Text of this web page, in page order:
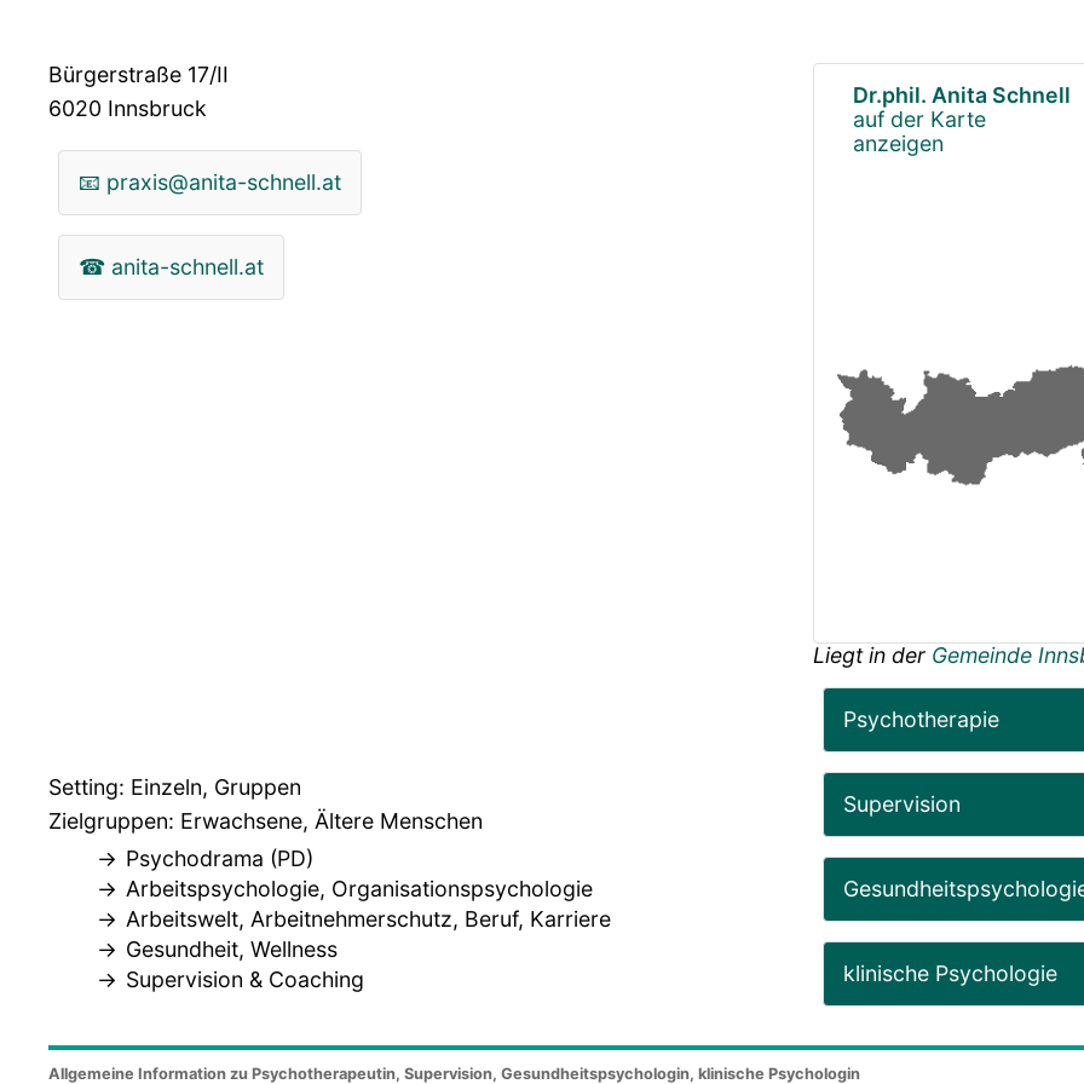
Bürgerstraße 17/II
6020 Innsbruck
📧 praxis@anita-schnell.at
☎ anita-schnell.at
Setting: Einzeln, Gruppen
Zielgruppen: Erwachsene, Ältere Menschen
Psychodrama (PD)
Arbeitspsychologie, Organisationspsychologie
Arbeitswelt, Arbeitnehmerschutz, Beruf, Karriere
Gesundheit, Wellness
Supervision & Coaching
Dr.phil. Anita Schnell
auf der Karte
anzeigen
Liegt in der Gemeinde
Psychotherapie
Supervision
klinische Psychologie
Allgemeine Information zu Psychotherapeutin, Supervision, Gesundheitspsychologin, klinische Psychologin